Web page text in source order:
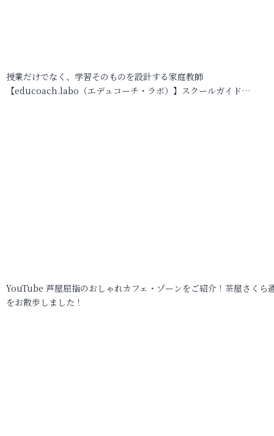
授業だけでなく、学習そのものを設計する家庭教師
【educoach.labo（エデュコーチ・ラボ）】スクールガイド…
YouTube 芦屋屈指のおしゃれカフェ・ゾーンをご紹介！茶屋さくら
をお散歩しました！